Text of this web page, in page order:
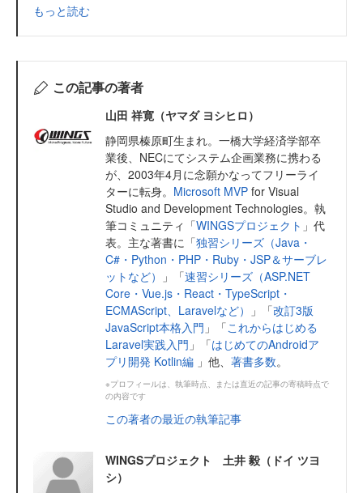
もっと読む
この記事の著者
山田 祥寛（ヤマダ ヨシヒロ）
静岡県榛原町生まれ。一橋大学経済学部卒
業後、NECにてシステム企画業務に携わる
が、2003年4月に念願かなってフリーライ
ターに転身。 Microsoft MVP for Visual
Studio and Development Technologies。執
筆コミュニティ「WINGSプロジェクト 」代
表。主な著書に「独習シリーズ（Java・
C#・Python・PHP・Ruby・JSP＆サーブレ
ットなど）
」「速習シリーズ（ASP.NET
Core・Vue.js・React・TypeScript・
ECMAScript、Laravelなど）
」「改訂3版
JavaScript本格入門 」「これからはじめる
Laravel実践入門 」「はじめてのAndroidア
プリ開発 Kotlin編 」他、 著書多数。
※プロフィールは、執筆時点、または直近の記事の寄稿時点で
の内容です
この著者の最近の執筆記事
WINGSプロジェクト 土井 毅（ドイ ツヨ
シ）